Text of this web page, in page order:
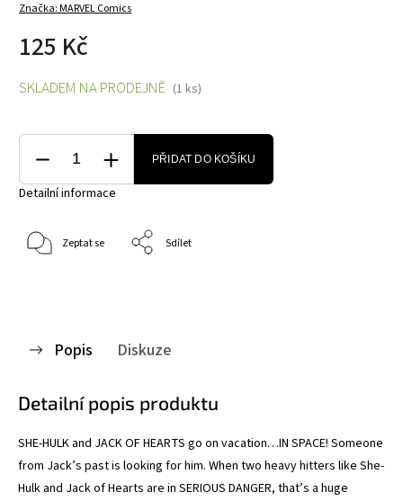
Značka:MARVEL Comics
125 Kč
SKLADEM NA PRODEJNĚ (1 ks)
PŘIDAT DO KOŠÍKU
Detailní informace
Zeptat se Sdílet
Popis Diskuze
Detailní popis produktu
SHE-HULK and JACK OF HEARTS go on vacation…IN SPACE! Someone
from Jack’s past is looking for him. When two heavy hitters like She-
Hulk and Jack of Hearts are in SERIOUS DANGER, that’s a huge